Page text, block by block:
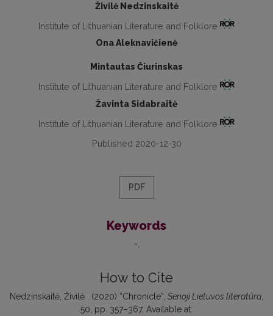
Živilė Nedzinskaitė
Institute of Lithuanian Literature and Folklore
Ona Aleknavičienė
Mintautas Čiurinskas
Institute of Lithuanian Literature and Folklore
Žavinta Sidabraitė
Institute of Lithuanian Literature and Folklore
Published 2020-12-30
PDF
Keywords
-
How to Cite
Nedzinskaitė, Živilė . (2020) “Chronicle”, Senoji Lietuvos literatūra
50, pp. 357–367. Available at: